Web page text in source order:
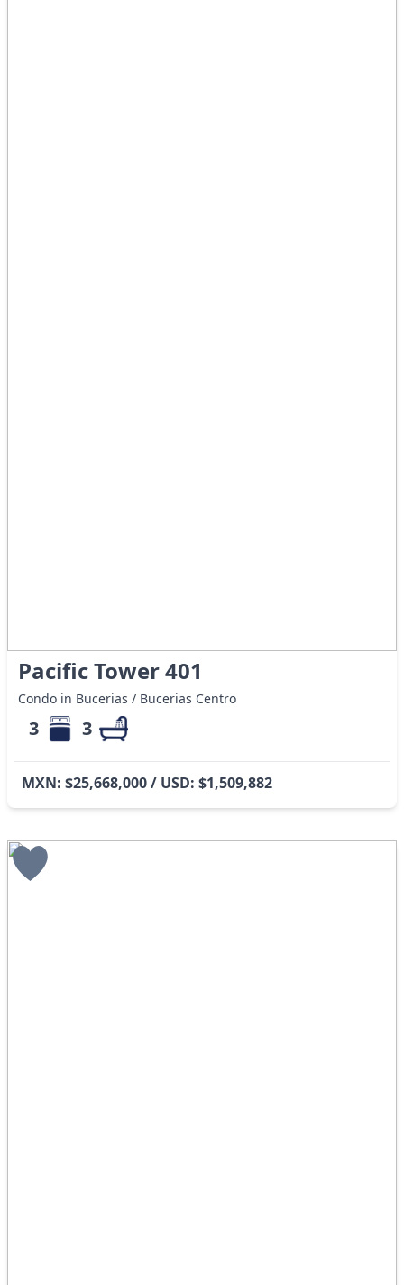
Pacific Tower 401
Condo in Bucerias / Bucerias Centro
3 3
MXN: $25,668,000 / USD: $1,509,882